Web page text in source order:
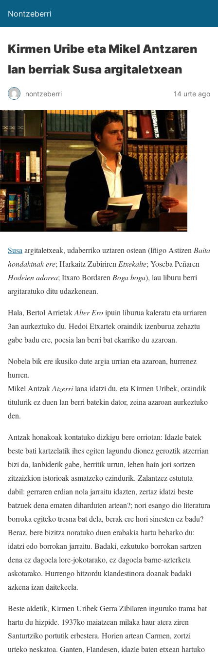
Nontzeberri
Kirmen Uribe eta Mikel Antzaren
lan berriak Susa argitaletxean
nontzeberri 14 urte ago
Susa argitaletxeak, udaberriko uztaren ostean (Iñigo Astizen Baita
hondakinak ere; Harkaitz Zubiriren Etxekalte; Yoseba Peñaren
Hodeien adorea; Itxaro Bordaren Boga boga), lau liburu berri
argitaratuko ditu udazkenean.
Hala, Bertol ArrietakAlter Eroipuin liburua kaleratu eta urriaren
3an aurkeztuko du. Hedoi Etxartek oraindik izenburua zehaztu
gabe badu ere, poesia lan berri bat ekarriko du azaroan.
Nobela bik ere ikusiko dute argia urrian eta azaroan, hurrenez
hurren.
Mikel AntzakAtzerrilana idatzi du, eta Kirmen Uribek, oraindik
titulurik ez duen lan berri batekin dator, zeina azaroan aurkeztuko
den.
Antzak honakoak kontatuko dizkigu bere orriotan: Idazle batek
beste bati kartzelatik ihes egiten lagundu dionez geroztik atzerrian
bizi da, lanbiderik gabe, herritik urrun, lehen hain jori sortzen
zitzaizkion istorioak asmatzeko ezindurik. Zalantzez estututa
dabil: gerraren erdian nola jarraitu idazten, zertaz idatzi beste
batzuek dena ematen diharduten artean?; nori esango dio literatura
borroka egiteko tresna bat dela, berak ere hori sinesten ez badu?
Beraz, bere bizitza noratuko duen erabakia hartu beharko du:
idatzi edo borrokan jarraitu. Badaki, ezkutuko borrokan sartzen
dena ez dagoela lore-jokotarako, ez dagoela barne-azterketa
askotarako. Hurrengo hitzordu klandestinora doanak badaki
azkena izan daitekeela.
Beste aldetik, Kirmen Uribek Gerra Zibilaren inguruko trama bat
hartu du hizpide. 1937ko maiatzean milaka haur atera ziren
Santurtziko portutik erbestera. Horien artean Carmen, zortzi
urteko neskatoa. Ganten, Flandesen, idazle baten etxean hartuko